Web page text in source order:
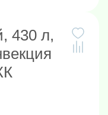
430 л,